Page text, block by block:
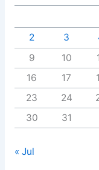
2
3
9
10
16
17
23
24
30
31
« Jul